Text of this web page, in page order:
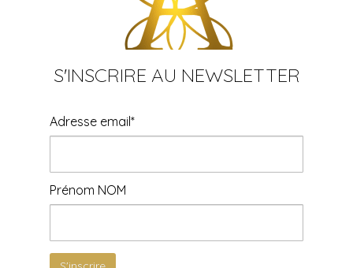
S'INSCRIRE AU NEWSLETTER
Adresse email*
Prénom NOM